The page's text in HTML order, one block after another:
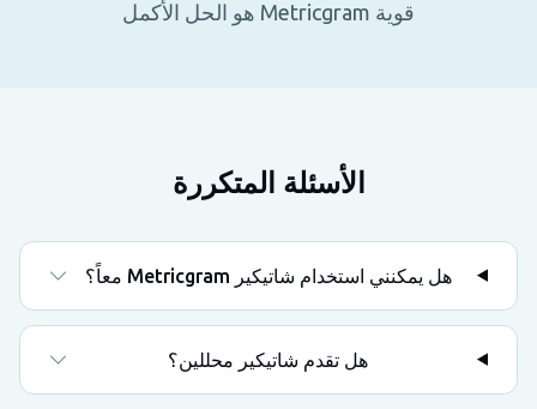
قوية Metricgram هو الحل الأكمل
الأسئلة المتكررة
هل يمكنني استخدام شاتيكير Metricgram معاً؟
هل تقدم شاتيكير محللين؟